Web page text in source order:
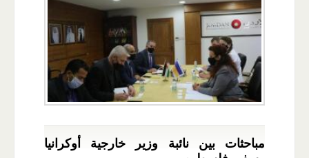
مباحثات بين نائبة وزير خارجية أوكرانيا